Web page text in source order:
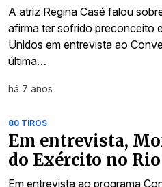
A atriz Regina Casé falou
afirma ter sofrido preconceito
Unidos em entrevista ao
última…
há 7 anos
80 TIROS
Em entrevista,
do Exército no
Em entrevista ao programa